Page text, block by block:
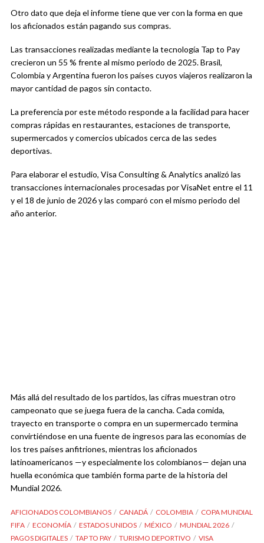
Otro dato que deja el informe tiene que ver con la forma en que
los aficionados están pagando sus compras.
Las transacciones realizadas mediante la tecnología Tap to Pay
crecieron un 55 % frente al mismo periodo de 2025. Brasil,
Colombia y Argentina fueron los países cuyos viajeros realizaron la
mayor cantidad de pagos sin contacto.
La preferencia por este método responde a la facilidad para hacer
compras rápidas en restaurantes, estaciones de transporte,
supermercados y comercios ubicados cerca de las sedes
deportivas.
Para elaborar el estudio, Visa Consulting & Analytics analizó las
transacciones internacionales procesadas por VisaNet entre el 11
y el 18 de junio de 2026 y las comparó con el mismo periodo del
año anterior.
Más allá del resultado de los partidos, las cifras muestran otro
campeonato que se juega fuera de la cancha. Cada comida,
trayecto en transporte o compra en un supermercado termina
convirtiéndose en una fuente de ingresos para las economías de
los tres países anfitriones, mientras los aficionados
latinoamericanos —y especialmente los colombianos— dejan una
huella económica que también forma parte de la historia del
Mundial 2026.
AFICIONADOS COLOMBIANOS CANADÁ COLOMBIA
COPA MUNDIAL
FIFA
ECONOMÍA ESTADOS UNIDOS MÉXICO
MUNDIAL 2026
PAGOS DIGITALES
TAP TO PAY TURISMO DEPORTIVO VISA